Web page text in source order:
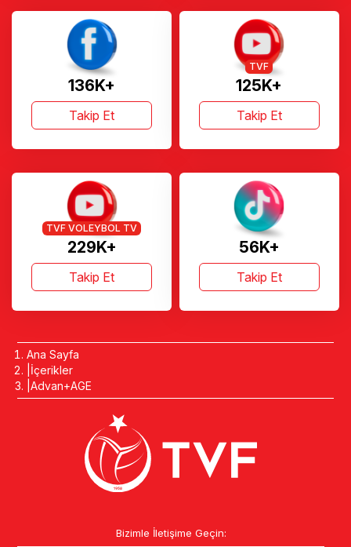
136K+
Takip Et
125K+
TVF
Takip Et
229K+
TVF VOLEYBOL TV
Takip Et
56K+
Takip Et
Ana Sayfa
İçerikler
Advan+AGE
Bizimle İletişime Geçin: